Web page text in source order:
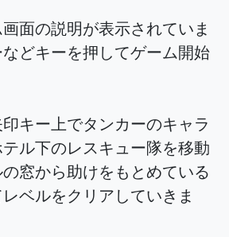
面の説明が表示されていま
どキーを押してゲーム開始
キー上でタンカーのキャラ
ル下のレスキュー隊を移動
窓から助けをもとめている
ベルをクリアしていきま